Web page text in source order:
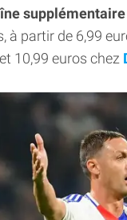
à partir de 6,99
10,99 euros chez